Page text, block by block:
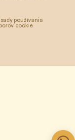
používania
cookie